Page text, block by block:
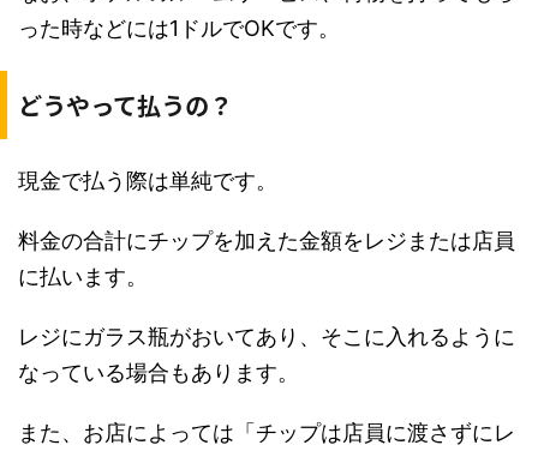
った時などには1ドルでOKです。
どうやって払うの？
現金で払う際は単純です。
料金の合計にチップを加えた金額をレジまたは店員
に払います。
レジにガラス瓶がおいてあり、そこに入れるように
なっている場合もあります。
また、お店によっては「チップは店員に渡さずにレ